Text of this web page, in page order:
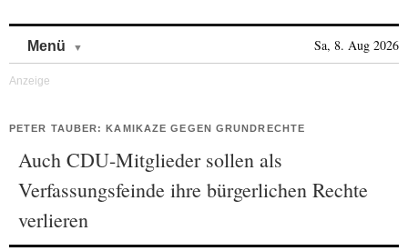
Menü Sa, 8. Aug 2026
PETER TAUBER: KAMIKAZE GEGEN GRUNDRECHTE
Auch CDU-Mitglieder sollen als
Verfassungsfeinde ihre bürgerlichen Rechte
verlieren